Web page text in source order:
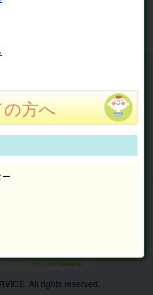
All rights reserved.
方へ